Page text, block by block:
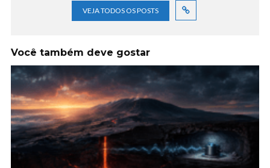
VEJA TODOS OS POSTS
Você também deve gostar